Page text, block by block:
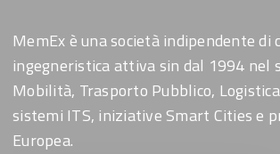
MemEx è una società indipendente di
ingegneristica attiva sin dal 1994 nel
Mobilità, Trasporto Pubblico,
sistemi ITS, iniziative Smart Cities e
Europea.